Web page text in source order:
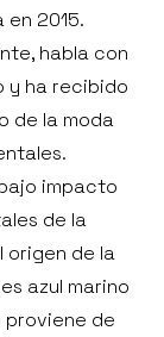
2015.
habla con
y ha recibido
de la moda
impacto
de la
origen de la
azul marino
proviene de